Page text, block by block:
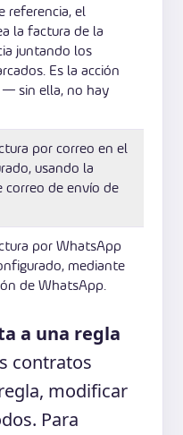
referencia, el
la factura de la
juntando los
Es la acción
sin ella, no hay
por correo en el
usando la
correo de envío de
por WhatsApp
mediante
de WhatsApp.
a una regla
contratos
modificar
Para